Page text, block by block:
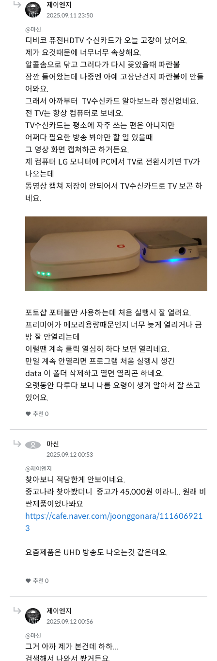
제이엔지
2025.09.11 23:50
@마신
디비코 퓨전HDTV 수신카드가 오늘 고장이 났어요.
제가 요것때문에 너무너무 속상해요.
알콜솜으로 닦고 그러다가 다시 꽂았을때 파란불
잠깐 들어왔는데 나중엔 아예 고장난건지 파란불이 안들
어와요.
그래서 아까부터 TV수신카드 알아보느라 정신없네요.
전 TV는 항상 컴퓨터로 보네요.
TV수신카드는 평소에 자주 쓰는 편은 아니지만
어쩌다 필요한 방송 봐야만 할 일 있을때
그 영상 화면 캡쳐하곤 하거든요.
제 컴퓨터 LG 모니터에 PC에서 TV로 전환시키면 TV가
나오는데
동영상 캡쳐 저장이 안되어서 TV수신카드로 TV 보곤 하
네요.
포토샵 포터블만 사용하는데 처음 실행시 잘 열려요.
프리미어가 메모리용량때문인지 너무 늦게 열리거나 금
방 잘 안열리는데
이럴땐 계속 클릭 열심히 하다 보면 열리네요.
만일 계속 안열리면 프로그램 처음 실행시 생긴
data 이 폴더 삭제하고 열면 열리곤 하네요.
오랫동안 다루다 보니 나름 요령이 생겨 알아서 잘 쓰고
있어요.
추천 0
마신
2025.09.12 00:53
@제이엔지
찾아보니 적당한게 안보이네요.
중고나라 찾아봤더니 중고가 45,000원 이라니.. 원래 비
싼제품이었나봐요
https://cafe.naver.com/joonggonara/111606921
3
요즘제품은 UHD 방송도 나오는것 같은데요.
추천 0
제이엔지
2025.09.12 00:56
@마신
그거 아까 제가 본건데 하하...